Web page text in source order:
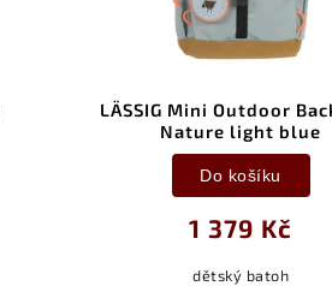
LÄSSIG Mini Outdoor
Nature light blue
1 379 Kč
Do košíku
dětský batoh